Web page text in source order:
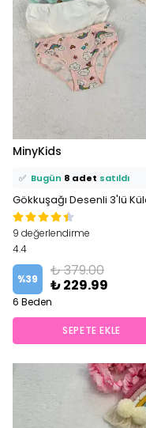
MinyKids
⭐️ Bu ürünü23 kişifavoriledi!
🛒 13 kişisepetine ekledi!
✅ Bugün 8 adet satıldı
9 değerlendirme
4.4
%39
₺ 379.00
₺ 229.99
6 Beden
SEPETE EKLE